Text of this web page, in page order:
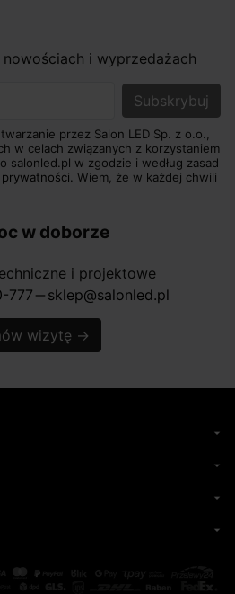
i wyprzedażach
przez Salon LED Sp. z o.o.,
w celach związanych z korzystaniem
salonled.pl w zgodzie i według zasad
Wiem, że w każdej chwili
w doborze
i projektowe
777 horizontal_rule sklep@salonled.pl
wizytę →
arrow_drop_down
arrow_drop_down
arrow_drop_down
arrow_drop_down